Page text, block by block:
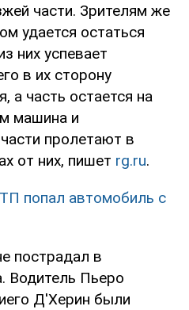
части. Зрителям же
удается остаться
них успевает
в их сторону
а часть остается на
машина и
пролетают в
от них, пишет rg.ru.
попал автомобиль с
пострадал в
Водитель Пьеро
Д'Херин были